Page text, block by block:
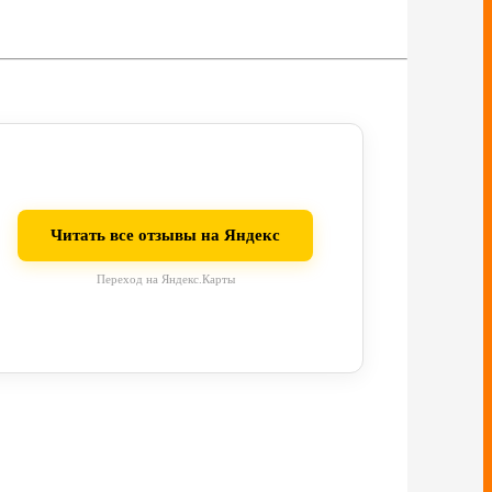
Читать все отзывы на Яндекс
Переход на Яндекс.Карты